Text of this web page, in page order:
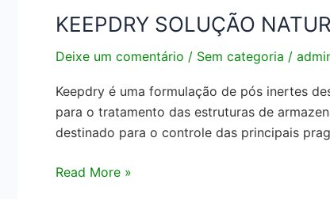
KEEPDRY SOLUÇÃO
Deixe um comentário / Sem categoria /
Keepdry é uma formulação de pós inertes
para o tratamento das estruturas de
destinado para o controle das principais
Read More »